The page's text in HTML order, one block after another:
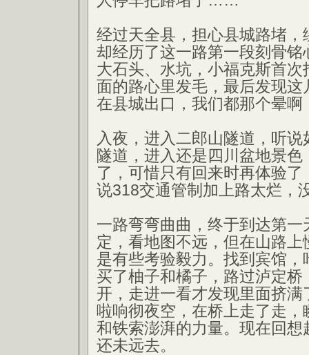
经过天全县，担心县城路堵
却经历了这一路第一段刻骨铭
大石头、水坑，小福克斯首
面的路心里发毛，最后发现这
在县城出口，我们都那个晕啊
入夜，进入二郎山隧道，听
隧道，进入还是四川盆地景色
了，可惜只有回来时再体验
说318交通管制加上路太烂，
一路弯弯曲曲，终于到达第一
定，看地图不远，但在山路
是有些考验毅力。找到宾馆
买了柚子和橘子，路过泸定桥
开，走进一看才发现里面挤满
啦响彻夜空，在桥上走了走，
和铁索澎湃的力量。现在回想
还未远去。